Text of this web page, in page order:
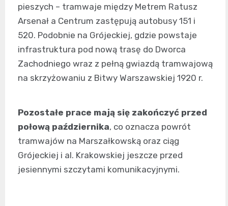
pieszych – tramwaje między Metrem Ratusz
Arsenał a Centrum zastępują autobusy 151 i
520. Podobnie na Grójeckiej, gdzie powstaje
infrastruktura pod nową trasę do Dworca
Zachodniego wraz z pełną gwiazdą tramwajową
na skrzyżowaniu z Bitwy Warszawskiej 1920 r.
Pozostałe prace mają się zakończyć przed
połową października, co oznacza powrót
tramwajów na Marszałkowską oraz ciąg
Grójeckiej i al. Krakowskiej jeszcze przed
jesiennymi szczytami komunikacyjnymi.